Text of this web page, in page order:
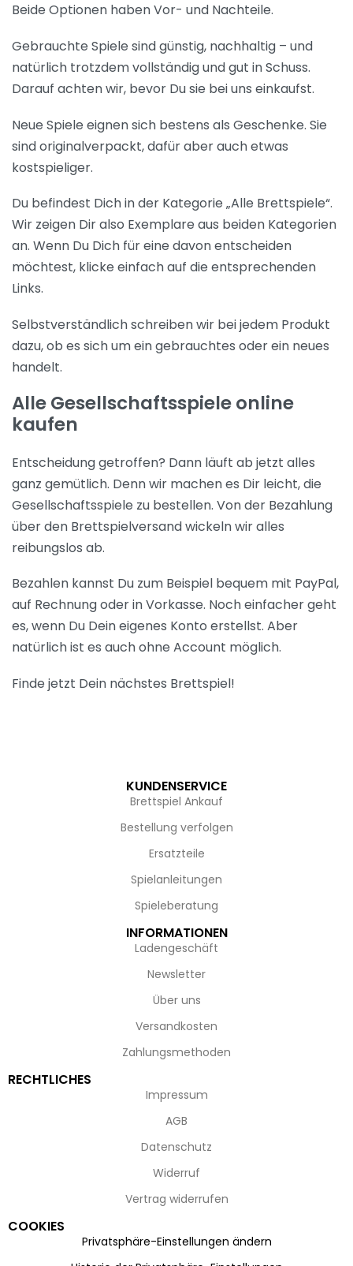
Beide Optionen haben Vor- und Nachteile.
Gebrauchte Spiele sind günstig, nachhaltig – und
natürlich trotzdem vollständig und gut in Schuss.
Darauf achten wir, bevor Du sie bei uns einkaufst.
Neue Spiele eignen sich bestens als Geschenke. Sie
sind originalverpackt, dafür aber auch etwas
kostspieliger.
Du befindest Dich in der Kategorie „Alle Brettspiele“.
Wir zeigen Dir also Exemplare aus beiden Kategorien
an. Wenn Du Dich für eine davon entscheiden
möchtest, klicke einfach auf die entsprechenden
Links.
Selbstverständlich schreiben wir bei jedem Produkt
dazu, ob es sich um ein gebrauchtes oder ein neues
handelt.
Alle Gesellschaftsspiele online
kaufen
Entscheidung getroffen? Dann läuft ab jetzt alles
ganz gemütlich. Denn wir machen es Dir leicht, die
Gesellschaftsspiele zu bestellen. Von der Bezahlung
über den Brettspielversand wickeln wir alles
reibungslos ab.
Bezahlen kannst Du zum Beispiel bequem mit PayPal,
auf Rechnung oder in Vorkasse. Noch einfacher geht
es, wenn Du Dein eigenes Konto erstellst. Aber
natürlich ist es auch ohne Account möglich.
Finde jetzt Dein nächstes Brettspiel!
KUNDENSERVICE
Brettspiel Ankauf
Bestellung verfolgen
Ersatzteile
Spielanleitungen
Spieleberatung
INFORMATIONEN
Ladengeschäft
Newsletter
Über uns
Versandkosten
Zahlungsmethoden
RECHTLICHES
Impressum
AGB
Datenschutz
Widerruf
Vertrag widerrufen
COOKIES
Privatsphäre-Einstellungen ändern